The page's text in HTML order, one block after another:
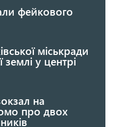
фейкового
міськради
землі у центрі
на
про двох